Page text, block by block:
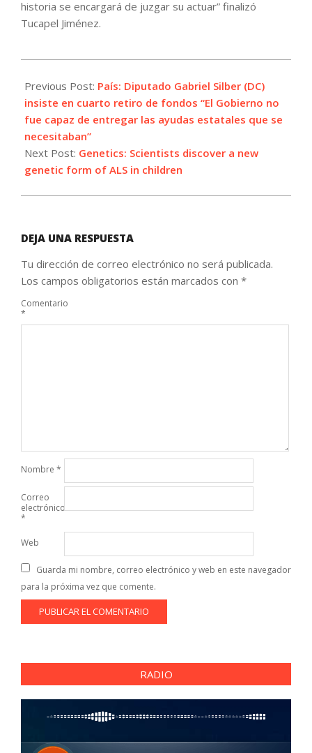
historia se encargará de juzgar su actuar” finalizó
Tucapel Jiménez.
06-
01
Previous Post: País: Diputado Gabriel Silber (DC)
insiste en cuarto retiro de fondos “El Gobierno no
fue capaz de entregar las ayudas estatales que se
necesitaban”
Next Post: Genetics: Scientists discover a new
genetic form of ALS in children
DEJA UNA RESPUESTA
Tu dirección de correo electrónico no será publicada.
Los campos obligatorios están marcados con *
Comentario
*
Nombre *
Correo
electrónico
*
Web
Guarda mi nombre, correo electrónico y web en este navegador
para la próxima vez que comente.
RADIO